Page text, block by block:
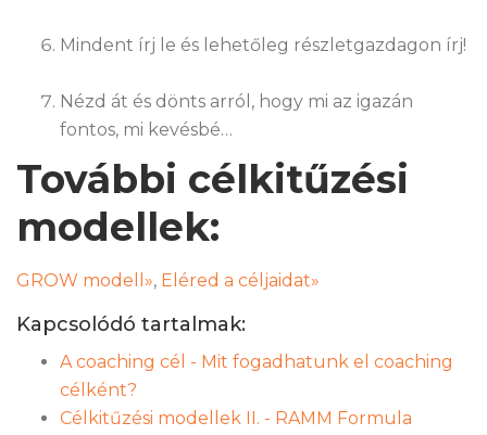
Mindent írj le és lehetőleg részletgazdagon írj!
Nézd át és dönts arról, hogy mi az igazán
fontos, mi kevésbé…
További célkitűzési
modellek:
GROW modell», Eléred a céljaidat»
Kapcsolódó tartalmak:
A coaching cél - Mit fogadhatunk el coaching
célként?
Célkitűzési modellek II. - RAMM Formula